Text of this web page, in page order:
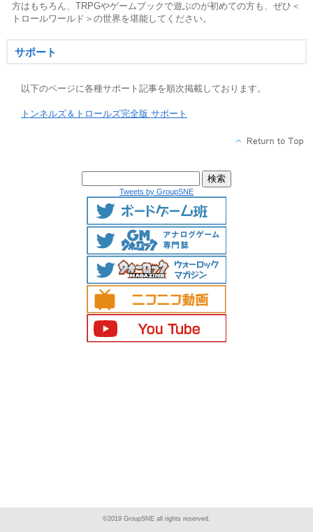
方はもちろん、TRPGやゲームブックで遊ぶのが初めての方も、ぜひ＜
トロールワールド＞の世界を堪能してください。
サポート
以下のページに各種サポート記事を順次掲載しております。
トンネルズ＆トロールズ完全版 サポート
Tweets by GroupSNE
©2019 GroupSNE all rights reserved.